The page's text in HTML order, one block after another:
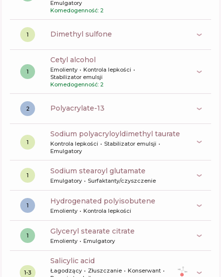
Emulgatory
Komedogenność: 2
1 dimethyl sulfone
1
cetyl alcohol
Emolienty
Kontrola lepkości
Stabilizator emulsji
Komedogenność: 2
2 polyacrylate-13
1
sodium polyacryloyldimethyl taurate
Kontrola lepkości
Stabilizator emulsji
Emulgatory
1 sodium stearoyl glutamate
Emulgatory Surfaktanty/czyszczenie
1 hydrogenated polyisobutene
Emolienty Kontrola lepkości
1 glyceryl stearate citrate
Emolienty Emulgatory
1-3
salicylic acid
Łagodzący Złuszczanie
Konserwant